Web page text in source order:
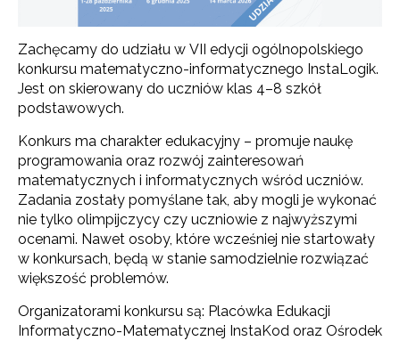
Zachęcamy do udziału w VII edycji ogólnopolskiego
konkursu matematyczno-informatycznego InstaLogik.
Jest on skierowany do uczniów klas 4–8 szkół
podstawowych.
Konkurs ma charakter edukacyjny – promuje naukę
programowania oraz rozwój zainteresowań
matematycznych i informatycznych wśród uczniów.
Zadania zostały pomyślane tak, aby mogli je wykonać
nie tylko olimpijczycy czy uczniowie z najwyższymi
ocenami. Nawet osoby, które wcześniej nie startowały
w konkursach, będą w stanie samodzielnie rozwiązać
większość problemów.
Organizatorami konkursu są: Placówka Edukacji
Informatyczno-Matematycznej InstaKod oraz Ośrodek